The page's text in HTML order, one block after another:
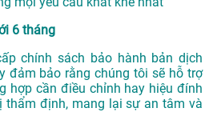
6 tháng
chính sách bảo hành bản dịch
đảm bảo rằng chúng tôi sẽ hỗ trợ
hợp cần điều chỉnh hay hiệu đính
thẩm định, mang lại sự an tâm và